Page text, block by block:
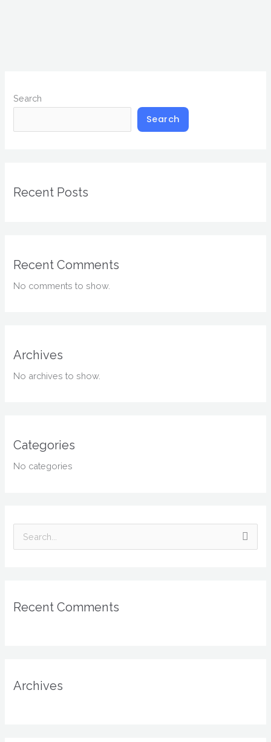
Search
Search
Recent Posts
Recent Comments
No comments to show.
Archives
No archives to show.
Categories
No categories
c
Recent Comments
Archives